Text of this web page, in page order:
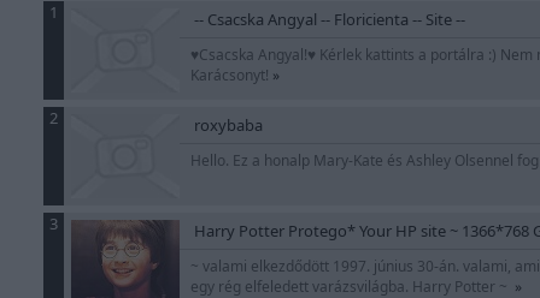
1
-- Csacska Angyal -- Floricienta -- Site --
♥Csacska Angyal!♥ Kérlek kattints a portálra :)
Karácsonyt! »
2 roxybaba
Hello. Ez a honalp Mary-Kate és Ashley Olsennel
3 Harry Potter Protego* Your HP site ~ 1366*768
~ valami elkezdődött 1997. június 30-án. valami,
egy rég elfeledett varázsvilágba. Harry Potter ~ »